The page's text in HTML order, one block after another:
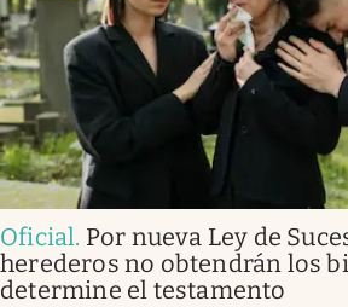
Oficial. Por nueva Ley de
herederos no obtendrán los
determine el testamento